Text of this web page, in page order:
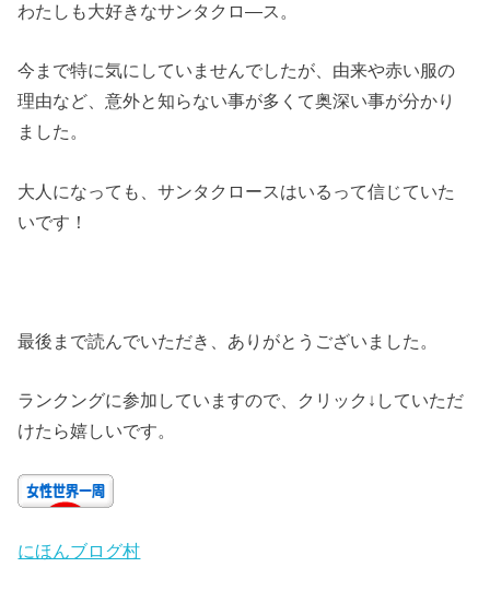
わたしも大好きなサンタクロ―ス。
今まで特に気にしていませんでしたが、由来や赤い服の
理由など、意外と知らない事が多くて奥深い事が分かり
ました。
大人になっても、サンタクロースはいるって信じていた
いです！
最後まで読んでいただき、ありがとうございました。
ランクングに参加していますので、クリック↓していただ
けたら嬉しいです。
にほんブログ村